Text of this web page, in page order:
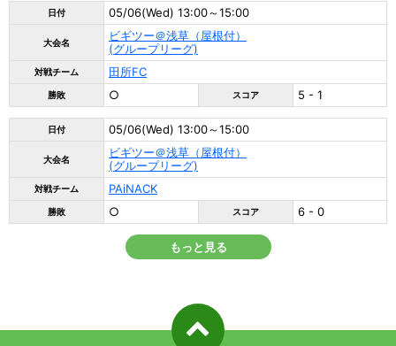
日付 05/06(Wed) 13:00～15:00
大会名
ビギツー＠浅草（屋根付）
(グループリーグ)
対戦チーム 田所FC
勝敗 ○ スコア 5 - 1
日付 05/06(Wed) 13:00～15:00
大会名
ビギツー＠浅草（屋根付）
(グループリーグ)
対戦チーム PAiNACK
勝敗 ○ スコア 6 - 0
もっと見る